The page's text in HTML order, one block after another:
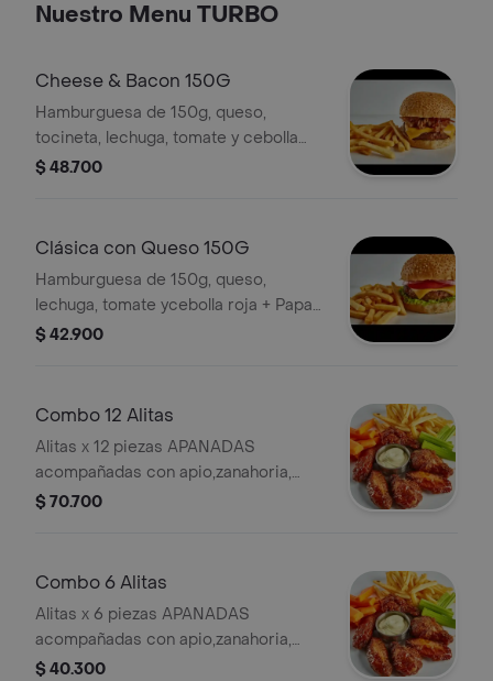
Nuestro Menu TURBO
Cheese & Bacon 150G
Hamburguesa de 150g, queso,
tocineta, lechuga, tomate y cebolla
roja + Papas a la francesa.
$ 48.700
Clásica con Queso 150G
Hamburguesa de 150g, queso,
lechuga, tomate ycebolla roja + Papas
a la francesa.
$ 42.900
Combo 12 Alitas
Alitas x 12 piezas APANADAS
acompañadas con apio,zanahoria,
salsa de queso azul + Papas a la
$ 70.700
Combo 6 Alitas
Alitas x 6 piezas APANADAS
acompañadas con apio,zanahoria,
salsa de queso azul + Papas a la
$ 40.300